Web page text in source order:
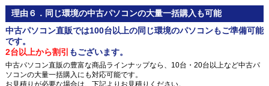
理由６．同じ環境の中古パソコンの大量一括購入も可能
中古パソコン直販では100台以上の同じ環境のパソコンもご準備可能
です。
2台以上から割引 もございます。
中古パソコン直販の豊富な商品ラインナップなら、10台・20台以上など中古パ
ソコンの大量一括購入にも対応可能です。
お見積りが必要な場合は、下記よりお見積りください。